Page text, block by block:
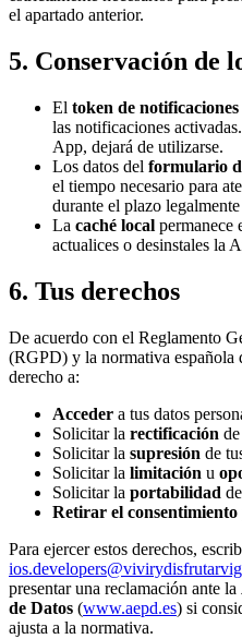
el apartado anterior.
5. Conservación de
El token de notificaciones
las notificaciones
App, dejará de utilizarse.
Los datos del formulario
el tiempo necesario para
durante el plazo
La caché local permanece
actualices o desinstales la
6. Tus derechos
De acuerdo con el Reglamento
(RGPD) y la normativa española
derecho a:
Acceder a tus datos
Solicitar la rectificación
Solicitar la supresión de
Solicitar la limitación u
Solicitar la portabilidad
Retirar el consentimiento
Para ejercer estos derechos,
presentar una reclamación ante la
de Datos (www.aepd.es) si
ajusta a la normativa.